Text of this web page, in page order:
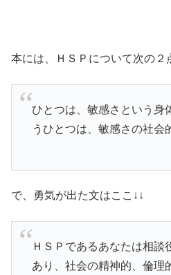
本には、ＨＳＰについて次の２
ひとつは、敏感さという身
うひとつは、敏感さの社会
で、勇気が出た文はここ↓↓
ＨＳＰであるあなたは相談
あり、社会の精神的、倫理